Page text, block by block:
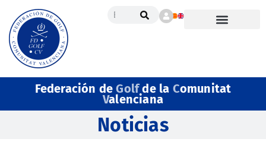
Federación deGolfde la Comunitat
Valenciana
Noticias